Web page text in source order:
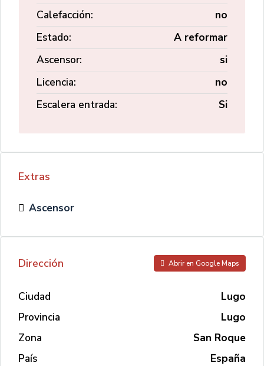
Calefacción:
no
Estado:
A reformar
Ascensor:
si
Licencia:
no
Escalera entrada:
Si
Extras
Ascensor
Dirección Abrir en Google Maps
Ciudad
Lugo
Provincia
Lugo
Zona
San Roque
País
España